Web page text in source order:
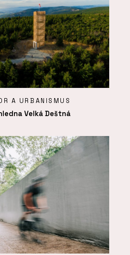
A URBANISMUS
Velká Deštná